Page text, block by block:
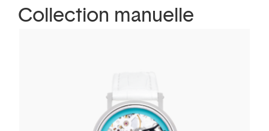
Collection manuelle